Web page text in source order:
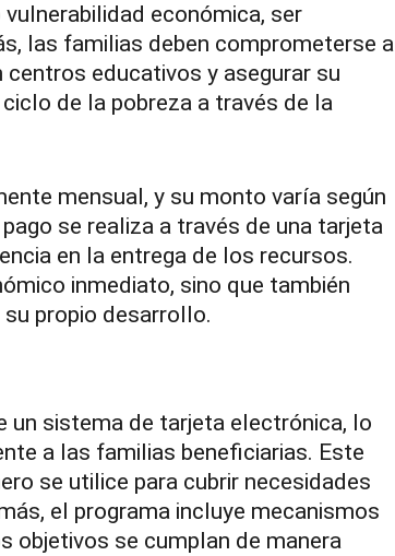
económica, ser
las familias deben comprometerse a
educativos y asegurar su
de la pobreza a través de la
mensual, y su monto varía según
se realiza a través de una tarjeta
en la entrega de los recursos.
inmediato, sino que también
propio desarrollo.
un sistema de tarjeta electrónica, lo
a las familias beneficiarias. Este
se utilice para cubrir necesidades
el programa incluye mecanismos
objetivos se cumplan de manera